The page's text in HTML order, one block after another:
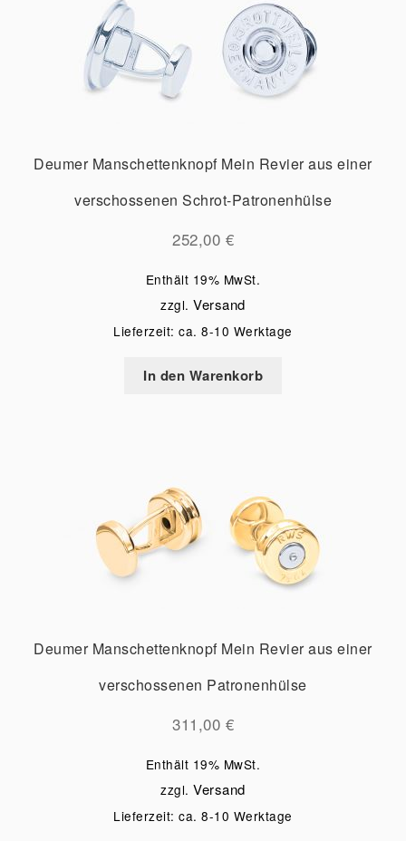
Deumer Manschettenknopf Mein Revier aus einer
verschossenen Schrot-Patronenhülse
252,00 €
Enthält 19% MwSt.
zzgl.Versand
Lieferzeit: ca. 8-10 Werktage
In den Warenkorb
Deumer Manschettenknopf Mein Revier aus einer
verschossenen Patronenhülse
311,00 €
Enthält 19% MwSt.
zzgl.Versand
Lieferzeit: ca. 8-10 Werktage